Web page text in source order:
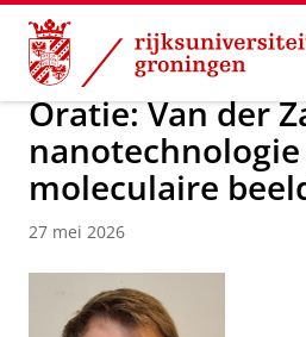
Skip
Content
Skip
Navigation
Over ons Faculty of Science
Oratie: Van der
moleculaire
27 mei 2026